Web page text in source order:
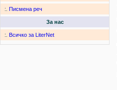
:. Писмена реч
За нас
:. Всичко за LiterNet